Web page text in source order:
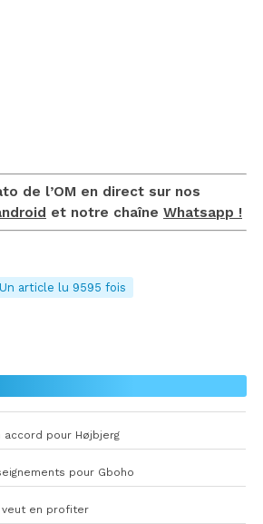
de l’OM en direct sur nos
et notre chaîne Whatsapp !
Un article lu 9595 fois
accord pour Højbjerg
pour Gboho
veut en profiter